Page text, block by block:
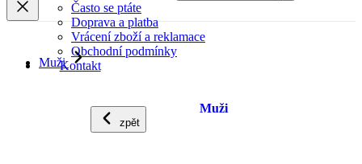
Často se ptáte
Doprava a platba
Vrácení zboží a reklamace
Obchodní podmínky
Kontakt
Muži
zpět
Muži